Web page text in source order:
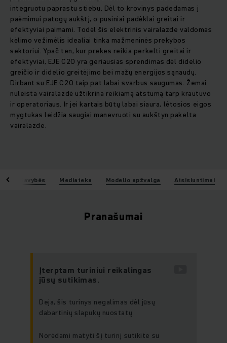
integruotu paprastu stiebu. Dėl to krovinys padedamas į
paėmimui patogų aukštį, o pusiniai padėklai greitai ir
efektyviai paimami. Todėl šis elektrinis vairalazde valdomas
kėlimo vežimėlis idealiai tinka mažmeninės prekybos
sektoriui. Ypač ten, kur prekes reikia perkelti greitai ir
efektyviai, EJE C20 yra geriausias sprendimas dėl didelio
greičio ir didelio greitėjimo bei mažų energijos sąnaudų.
Dirbant su EJE C20 taip pat labai svarbus saugumas. Žemai
nuleista vairalazdė užtikrina reikiamą atstumą tarp krautuvo
ir operatoriaus. Ir jei kartais būtų labai siaura, lėtosios eigos
mygtukas leidžia saugiai manevruoti su aukštyn pakelta
vairalazde.
Savybės Mediateka Modelio apžvalga Atsisiuntimai
Pranašumai
Įterptam turiniui reikalingas
jūsų sutikimas.
Deja, šis turinys negalimas dėl jūsų
dabartinių slapukų nuostatų
Norėdami matyti šį turinį sutikite su